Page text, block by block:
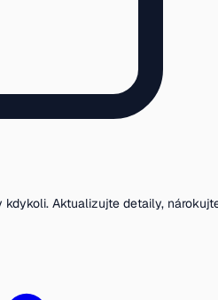
kdykoli. Aktualizujte detaily,